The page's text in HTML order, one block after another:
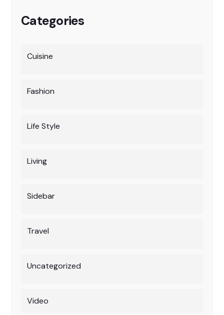
Categories
Cuisine
Fashion
Life Style
Living
Sidebar
Travel
Uncategorized
Video